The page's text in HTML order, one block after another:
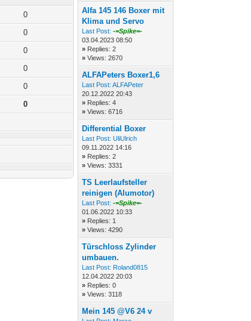
0
0
0
0
0
0
Alfa 145 146 Boxer mit
Klima und Servo
Last Post: -=Spike=-
03.04.2023 08:50
» Replies: 2
»Views: 2670
ALFAPeters Boxer1,6
Last Post: ALFAPeter
20.12.2022 20:43
» Replies: 4
»Views: 6716
Differential Boxer
Last Post: UliUlrich
09.11.2022 14:16
» Replies: 2
»Views: 3331
TS Leerlaufsteller
reinigen (Alumotor)
Last Post: -=Spike=-
01.06.2022 10:33
» Replies: 1
»Views: 4290
Türschloss Zylinder
umbauen.
Last Post: Roland0815
12.04.2022 20:03
» Replies: 0
»Views: 3118
Mein 145 @V6 24 v